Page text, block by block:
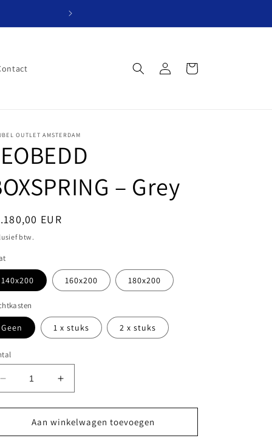
InloggenWinkelwagen
OUTLET AMSTERDAM
– Grey
EUR
btw.
140x200 160x200 180x200
Geen 1 x stuks 2 x stuks
Aantal
verlagen
voor
LEOBEDD
BOXSPRING
Aantal
verhogen
voor
LEOBEDD
BOXSPRING
Aan winkelwagen toevoegen